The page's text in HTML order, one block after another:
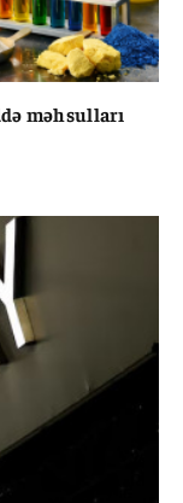
məhsulları